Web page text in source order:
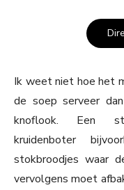
Ik weet niet hoe het
de soep serveer
knoflook. Een
kruidenboter
stokbroodjes waar
vervolgens moet